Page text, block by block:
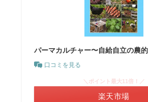
パーマカルチャー〜自給自立の農
口コミを見る
＼ポイント最大11倍！／
楽天市場